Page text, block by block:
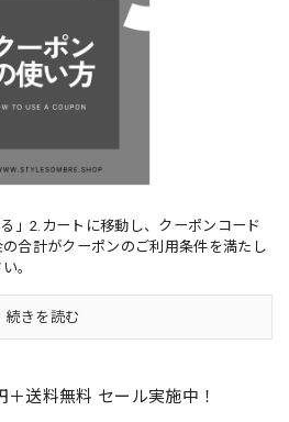
」2.カートに移動し、クーポンコード
合計がクーポンのご利用条件を満たし
。
続きを読む
＋送料無料 セール実施中！